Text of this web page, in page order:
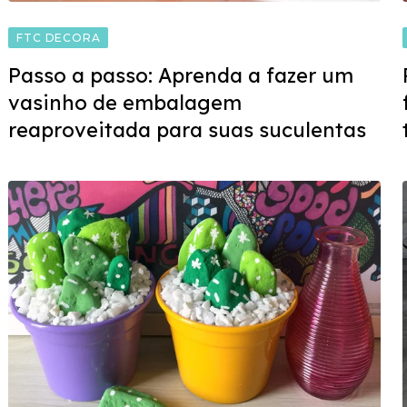
FTC DECORA
Passo a passo: Aprenda a fazer um
vasinho de embalagem
reaproveitada para suas suculentas